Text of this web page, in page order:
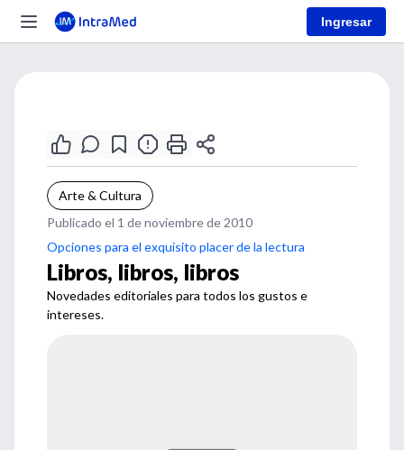
Ingresar
Arte & Cultura
Publicado el 1 de noviembre de 2010
Opciones para el exquisito placer de la lectura
Libros, libros, libros
Novedades editoriales para todos los gustos e
intereses.